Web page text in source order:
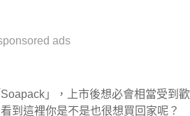
ads
」，上市後想必會相當受到歡
到這裡你是不是也很想買回家呢？